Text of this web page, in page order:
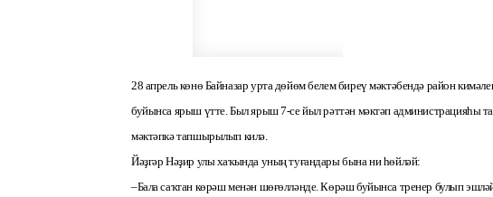
28 апрель көнө Байназар урта дөйөм белем биреү мәктәбендә район
буйынса ярыш үтте. Был ярыш 7-се йыл рәттән мәктәп администрацияһы
мәктәпкә тапшырылып килә.
Йәҙгәр Нәҙир улы хаҡында уның туғандары бына ни һөйләй:
–Бала саҡтан көрәш менән шөғөлләнде. Көрәш буйынса тренер булып